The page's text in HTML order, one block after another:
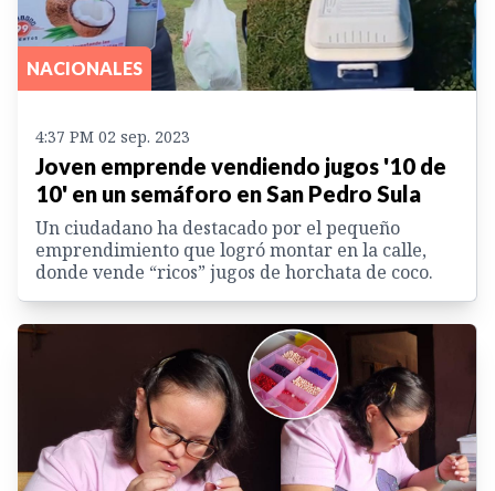
NACIONALES
4:37 PM 02 sep. 2023
Joven emprende vendiendo jugos '10 de
10' en un semáforo en San Pedro Sula
Un ciudadano ha destacado por el pequeño
emprendimiento que logró montar en la calle,
donde vende “ricos” jugos de horchata de coco.